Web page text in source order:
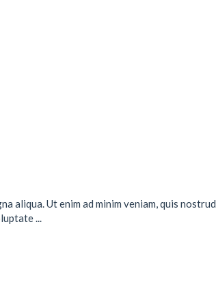
aliqua. Ut enim ad minim veniam, quis nostrud
...